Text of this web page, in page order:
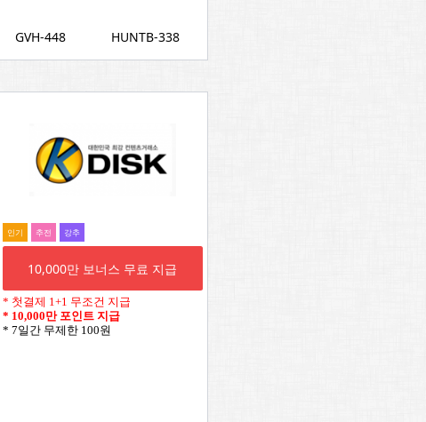
GVH-448 HUNTB-338
인기 추전 강추
10,000만 보너스 무료 지급
* 첫결제 1+1 무조건 지급
* 10,000만 포인트 지급
* 7일간 무제한 100원